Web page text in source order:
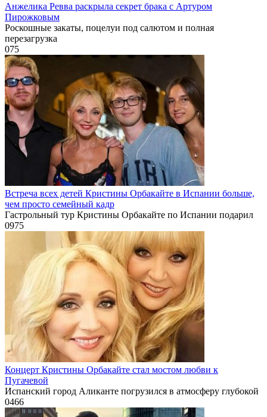
Анжелика Ревва раскрыла секрет брака с Артуром
Пирожковым
Роскошные закаты, поцелуи под салютом и полная
перезагрузка
075
Встреча всех детей Кристины Орбакайте в Испании больше,
чем просто семейный кадр
Гастрольный тур Кристины Орбакайте по Испании подарил
0975
Концерт Кристины Орбакайте стал мостом любви к
Пугачевой
Испанский город Аликанте погрузился в атмосферу глубокой
0466